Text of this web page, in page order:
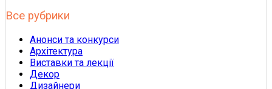
Все рубрики
Анонси та конкурси
Архітектура
Виставки та лекції
Декор
Дизайнери